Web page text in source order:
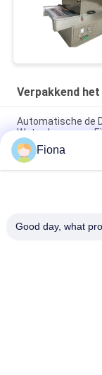
Verpakkend
Automatische de
Waterdamp voor
Van de het
ISO3036 het
Fiona
Good day, what